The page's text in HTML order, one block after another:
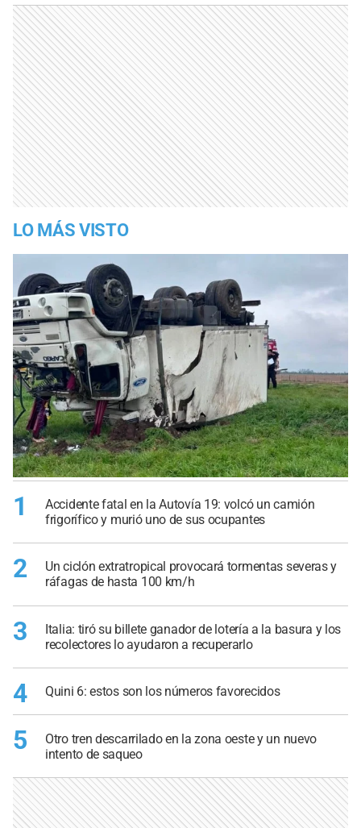
LO MÁS VISTO
1
Accidente fatal en la Autovía 19: volcó un camión
frigorífico y murió uno de sus ocupantes
2
Un ciclón extratropical provocará tormentas severas y
ráfagas de hasta 100 km/h
3
Italia: tiró su billete ganador de lotería a la basura y los
recolectores lo ayudaron a recuperarlo
4 Quini 6: estos son los números favorecidos
5
Otro tren descarrilado en la zona oeste y un nuevo
intento de saqueo